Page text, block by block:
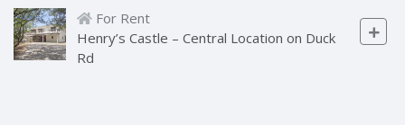
For Rent
Henry’s Castle – Central Location on Duck
Rd